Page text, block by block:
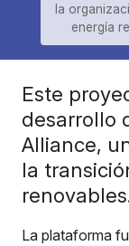
la
energía
Este
desarrollo
Alliance,
la
La plataforma